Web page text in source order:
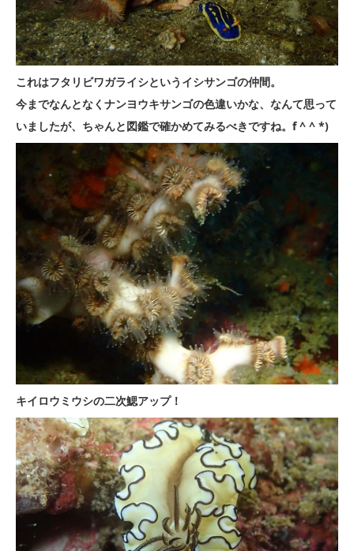
これはフタリビワガライシというイシサンゴの仲間。
今までなんとなくナンヨウキサンゴの色違いかな、なんて思って
いましたが、ちゃんと図鑑で確かめてみるべきですね。f ^ ^ *)
キイロウミウシの二次鰓アップ！